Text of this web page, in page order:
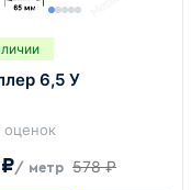
6,5 У
оценок
/ метр 578 ₽